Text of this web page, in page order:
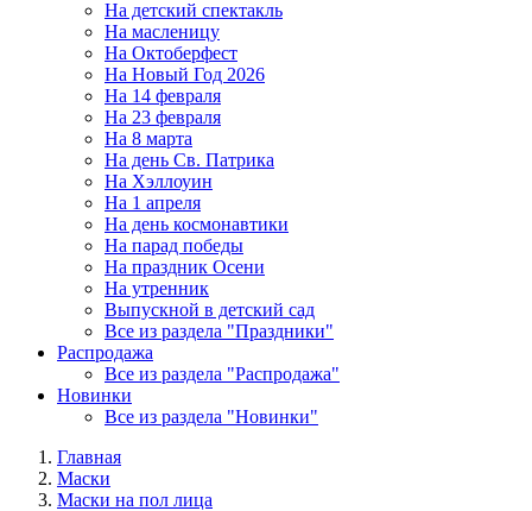
На детский спектакль
На масленицу
На Октоберфест
На Новый Год 2026
На 14 февраля
На 23 февраля
На 8 марта
На день Св. Патрика
На Хэллоуин
На 1 апреля
На день космонавтики
На парад победы
На праздник Осени
На утренник
Выпускной в детский сад
Все из раздела "Праздники"
Распродажа
Все из раздела "Распродажа"
Новинки
Все из раздела "Новинки"
Главная
Маски
Маски на пол лица